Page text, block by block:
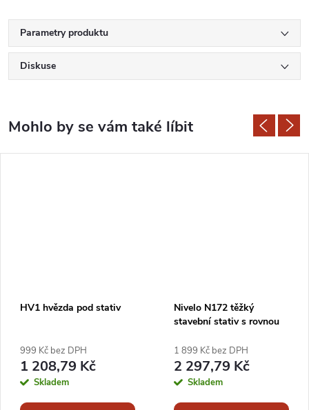
Parametry produktu
Diskuse
HV1 hvězda pod stativ
999 Kč bez DPH
1 208,79 Kč
Skladem
Nivelo N172 těžký
stavební stativ s rovnou
rozsahem 105 - 170 cm
1 899 Kč bez DPH
2 297,79 Kč
Skladem